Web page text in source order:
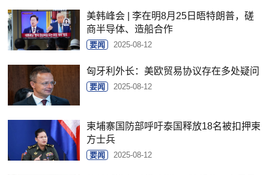
美韩峰会 | 李在明8月25日晤特朗普，磋
商半导体、造船合作
要闻 2025-08-12
匈牙利外长：美欧贸易协议存在多处疑问
要闻 2025-08-12
柬埔寨国防部呼吁泰国释放18名被扣押柬
方士兵
要闻 2025-08-12